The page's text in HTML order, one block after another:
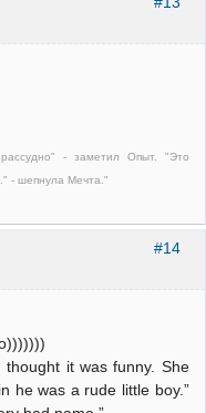
- заметил Опыт. "Это
- шепнула Мечта."
#14
thought it was funny. She
he was a rude little boy.”